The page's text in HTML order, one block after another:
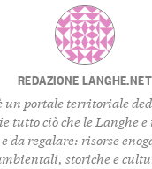
REDAZIONE LANGHE.NET
un portale territoriale
tutto ciò che le Langhe
da regalare: risorse
storiche e